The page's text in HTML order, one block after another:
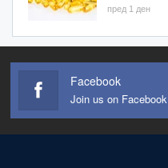
пред 1 ден
Facebook
Join us on Facebook